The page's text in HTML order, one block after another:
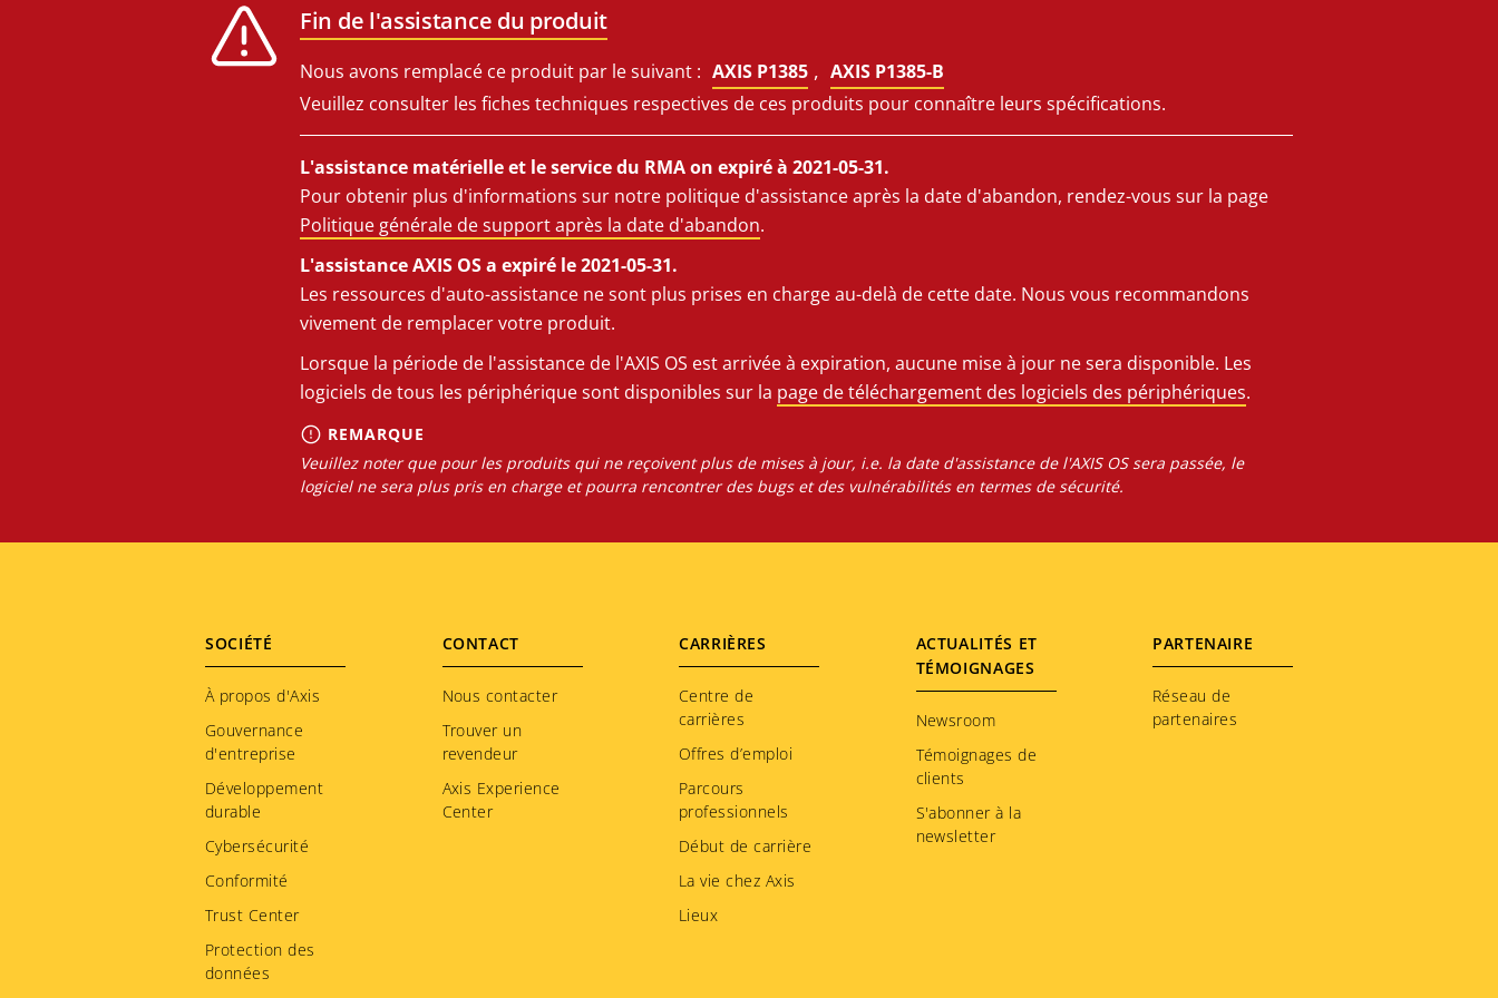
Fin de l'assistance du produit
Nous avons remplacé ce produit par le suivant : AXIS P1385 , AXIS P1385-B
Veuillez consulter les fiches techniques respectives de ces produits pour connaître leurs spécifications.
L'assistance matérielle et le service du RMA on expiré à 2021-05-31.
Pour obtenir plus d'informations sur notre politique d'assistance après la date d'abandon, rendez-vous sur la page
Politique générale de support après la date d'abandon.
L'assistance AXIS OS a expiré le 2021-05-31.
Les ressources d'auto-assistance ne sont plus prises en charge au-delà de cette date. Nous vous recommandons
vivement de remplacer votre produit.
Lorsque la période de l'assistance de l'AXIS OS est arrivée à expiration, aucune mise à jour ne sera disponible. Les
logiciels de tous les périphérique sont disponibles sur la page de téléchargement des logiciels des périphériques.
REMARQUE
Veuillez noter que pour les produits qui ne reçoivent plus de mises à jour, i.e. la date d'assistance de l'AXIS OS sera passée, le
logiciel ne sera plus pris en charge et pourra rencontrer des bugs et des vulnérabilités en termes de sécurité.
Footer
menu
SOCIÉTÉ
À propos d'Axis
Gouvernance
d'entreprise
Développement
durable
Cybersécurité
Conformité
Trust Center
Protection des
données
CONTACT
Nous contacter
Trouver un
revendeur
Axis Experience
Center
CARRIÈRES
Centre de
carrières
Offres d’emploi
Parcours
professionnels
Début de carrière
La vie chez Axis
Lieux
ACTUALITÉS ET
TÉMOIGNAGES
Newsroom
Témoignages de
clients
S'abonner à la
newsletter
PARTENAIRE
Réseau de
partenaires